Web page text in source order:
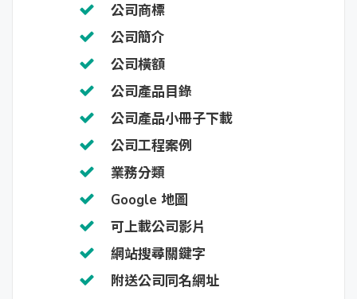
公司商標
公司簡介
公司橫額
公司產品目錄
公司產品小冊子下載
公司工程案例
業務分類
Google 地圖
可上載公司影片
網站搜尋關鍵字
附送公司同名網址